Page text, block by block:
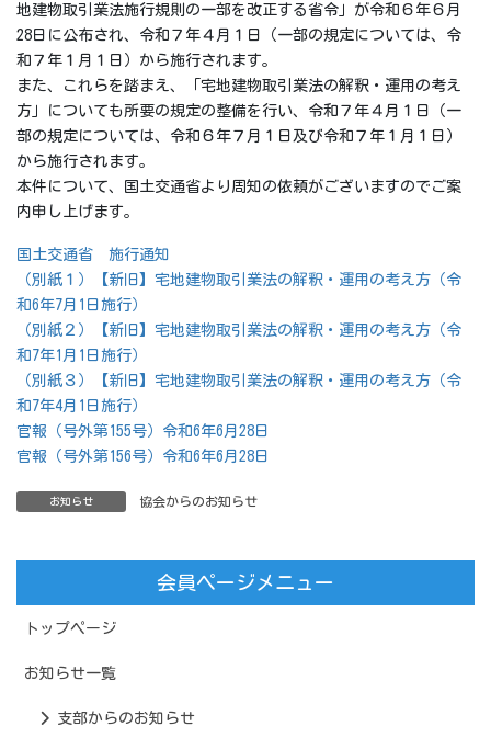
地建物取引業法施行規則の一部を改正する省令」が令和６年６月
28日に公布され、令和７年４月１日（一部の規定については、令
和７年１月１日）から施行されます。
また、これらを踏まえ、「宅地建物取引業法の解釈・運用の考え
方」についても所要の規定の整備を行い、令和７年４月１日（一
部の規定については、令和６年７月１日及び令和７年１月１日）
から施行されます。
本件について、国土交通省より周知の依頼がございますのでご案
内申し上げます。
国土交通省 施行通知
（別紙１）【新旧】宅地建物取引業法の解釈・運用の考え方（令
和6年7月1日施行）
（別紙２）【新旧】宅地建物取引業法の解釈・運用の考え方（令
和7年1月1日施行）
（別紙３）【新旧】宅地建物取引業法の解釈・運用の考え方（令
和7年4月1日施行）
官報（号外第155号）令和6年6月28日
官報（号外第156号）令和6年6月28日
お知らせ 協会からのお知らせ
会員ページメニュー
トップページ
お知らせ一覧
支部からのお知らせ